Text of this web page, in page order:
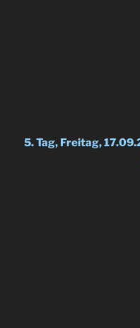
5. Tag, Freitag,